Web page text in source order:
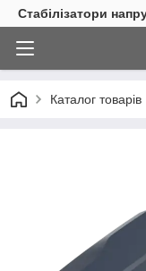
Стабілізатори
Каталог товарів